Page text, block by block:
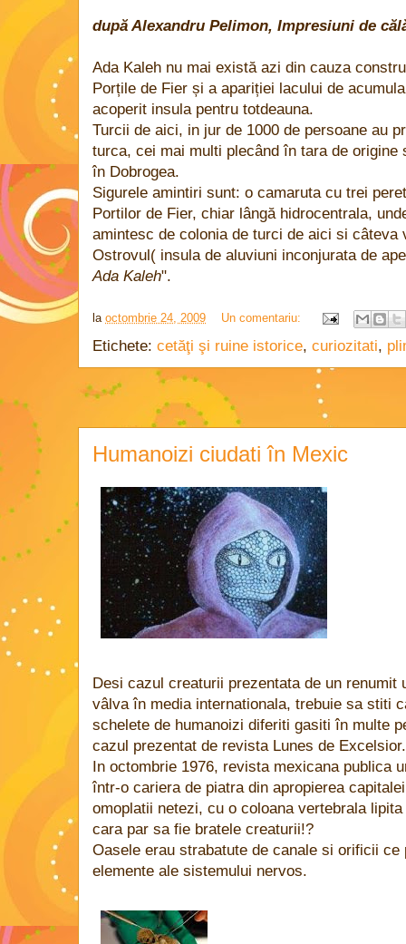
după Alexandru Pelimon, Impresiuni de
Ada Kaleh nu mai există azi din cauza
Porțile de Fier și a apariției lacului de
acoperit insula pentru totdeauna.
Turcii de aici, in jur de 1000 de persoane au
turca, cei mai multi plecând în tara de origine
în Dobrogea.
Sigurele amintiri sunt: o camaruta cu trei
Portilor de Fier, chiar lângă hidrocentrala,
amintesc de colonia de turci de aici si câteva
Ostrovul( insula de aluviuni inconjurata de
Ada Kaleh".
la octombrie 24, 2009 Un comentariu:
Etichete: cetăţi şi ruine istorice, curiozitati,
Humanoizi ciudati în Mexic
Desi cazul creaturii prezentata de un renumit
vâlva în media internationala, trebuie sa stiti
schelete de humanoizi diferiti gasiti în multe
cazul prezentat de revista Lunes de Excelsior.
In octombrie 1976, revista mexicana publica
într-o cariera de piatra din apropierea
omoplatii netezi, cu o coloana vertebrala
cara par sa fie bratele creaturii!?
Oasele erau strabatute de canale si orificii
elemente ale sistemului nervos.